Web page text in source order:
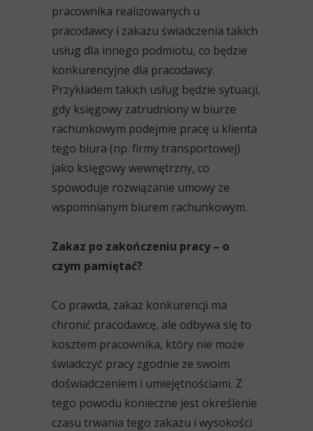
pracownika realizowanych u
pracodawcy i zakazu świadczenia takich
usług dla innego podmiotu, co będzie
konkurencyjne dla pracodawcy.
Przykładem takich usług będzie sytuacji,
gdy księgowy zatrudniony w biurze
rachunkowym podejmie pracę u klienta
tego biura (np. firmy transportowej)
jako księgowy wewnętrzny, co
spowoduje rozwiązanie umowy ze
wspomnianym biurem rachunkowym.
Zakaz po zakończeniu pracy – o
czym pamiętać?
Co prawda, zakaz konkurencji ma
chronić pracodawcę, ale odbywa się to
kosztem pracownika, który nie może
świadczyć pracy zgodnie ze swoim
doświadczeniem i umiejętnościami. Z
tego powodu konieczne jest określenie
czasu trwania tego zakazu i wysokości